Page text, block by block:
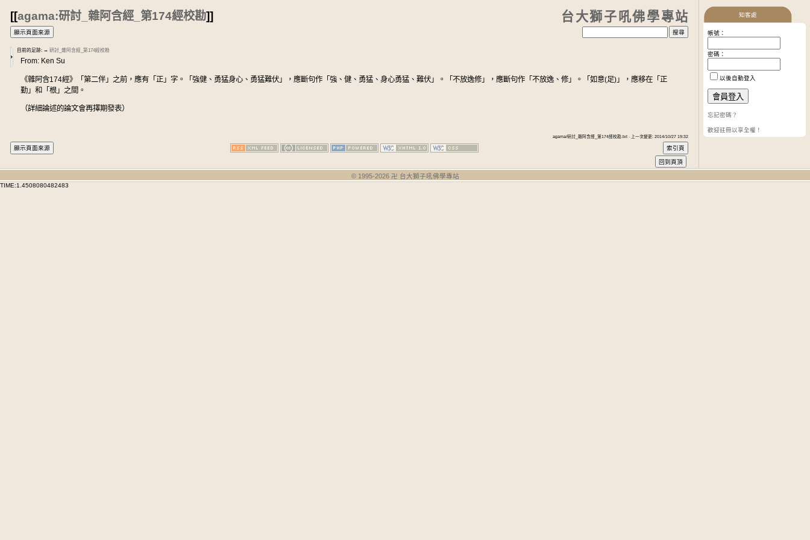
[[agama:研討_雜阿含經_第174經校勘]] 台大獅子吼佛學專站
目前的足跡: → 研討_雜阿含經_第174經校勘
From: Ken Su
《雜阿含174經》「第二伴」之前，應有「正」字。「強健、勇猛身心、勇猛難伏」，應斷句作「強、健、勇猛、身心勇猛、難伏」。「不放逸修」，應斷句作「不放逸、修」。「如意(足)」，應移在「正
勤」和「根」之間。
（詳細論述的論文會再擇期發表）
agama/研討_雜阿含經_第174經校勘.txt · 上一次變更: 2014/10/27 19:32
知客處
帳號：
密碼：
以後自動登入
忘記密碼？
歡迎註冊以享全權！
© 1995-2026 卍 台大獅子吼佛學專站
TIME:1.4508080482483